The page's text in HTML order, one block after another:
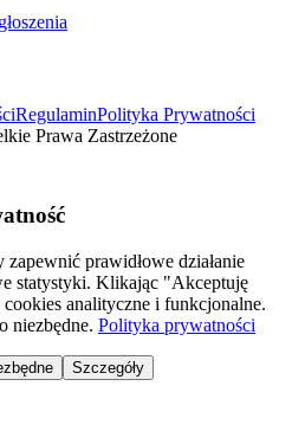
RegulaminPolityka Prywatności
Prawa Zastrzeżone
prawidłowe działanie
statystyki. Klikając "Akceptuję
analityczne i funkcjonalne.
niezbędne. Polityka prywatności
Szczegóły